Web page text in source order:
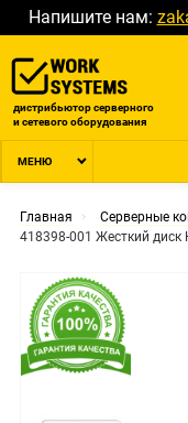
Напишите нам:
дистрибьютор серверного
и сетевого оборудования
МЕНЮ
Главная Серверные
418398-001 Жесткий диск